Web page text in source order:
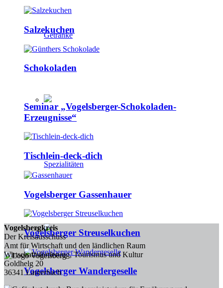
Getränke
Spezialitäten
Salzekuchen
Schokoladen
Seminar „Vogelsberger-Schokoladen-
Erzeugnisse“
Tischlein-deck-dich
Vogelsberger Gassenhauer
Vogelsberger Streuselkuchen
Vogelsberger Wandergeselle
Vogelsbergkreis
Der Kreisausschuss
Amt für Wirtschaft und den ländlichen Raum
Wirtschaftsförderung, Tourismus und Kultur
Goldhelg 20
36341 Lauterbach